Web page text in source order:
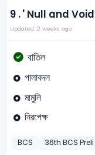
9 .' Null and Void' --
Updated: 2 weeks ago
বাতিল
পালাবদল
মামুলি
নিরপেক্ষ
BCS 36th BCS Preli